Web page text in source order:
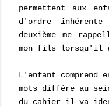
permettent aux
d'ordre
deuxième me
mon fils lorsqu'il
L'enfant comprend
mots diffère au
du cahier il va